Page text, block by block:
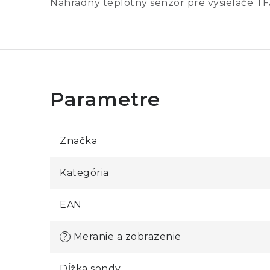
Náhradný teplotný senzor pre vysielače
Značka
Kategória
EAN
? Meranie a zobrazenie